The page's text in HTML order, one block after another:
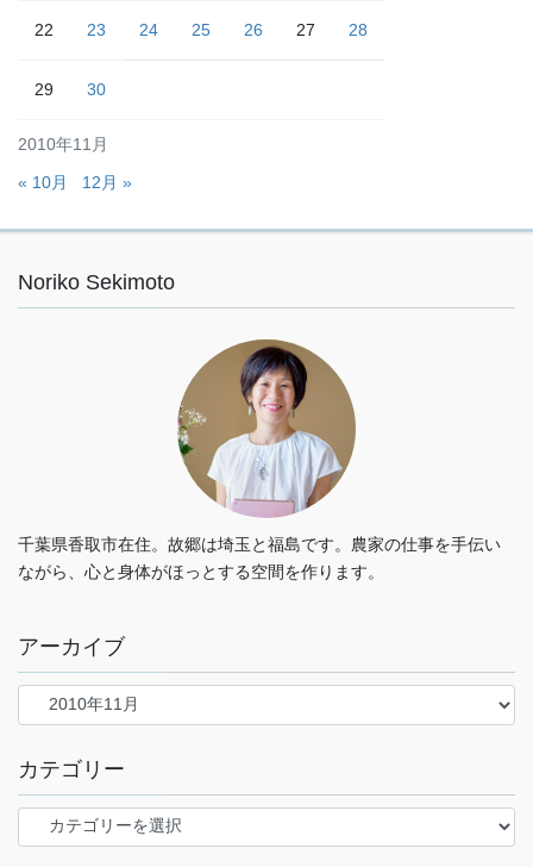
2010年11月
22 23 24 25 26 27 28
29 30
« 10月 12月 »
Noriko Sekimoto
千葉県香取市在住。故郷は埼玉と福島です。農家の仕事を手伝い
ながら、心と身体がほっとする空間を作ります。
アーカイブ
カテゴリー
テ